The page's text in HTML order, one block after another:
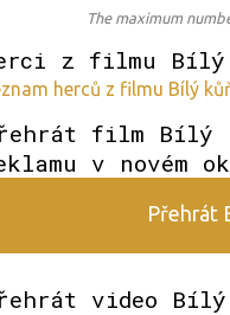
The maximum
z filmu Bílý
herců z filmu Bílý
film Bílý
v novém
Přehrát
video